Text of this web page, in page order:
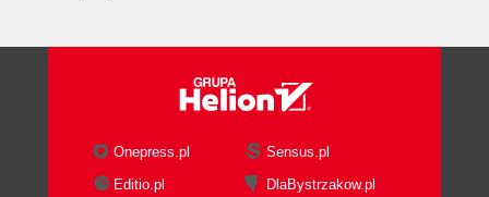
Onepress.pl
Sensus.pl
Editio.pl
DlaBystrzakow.pl